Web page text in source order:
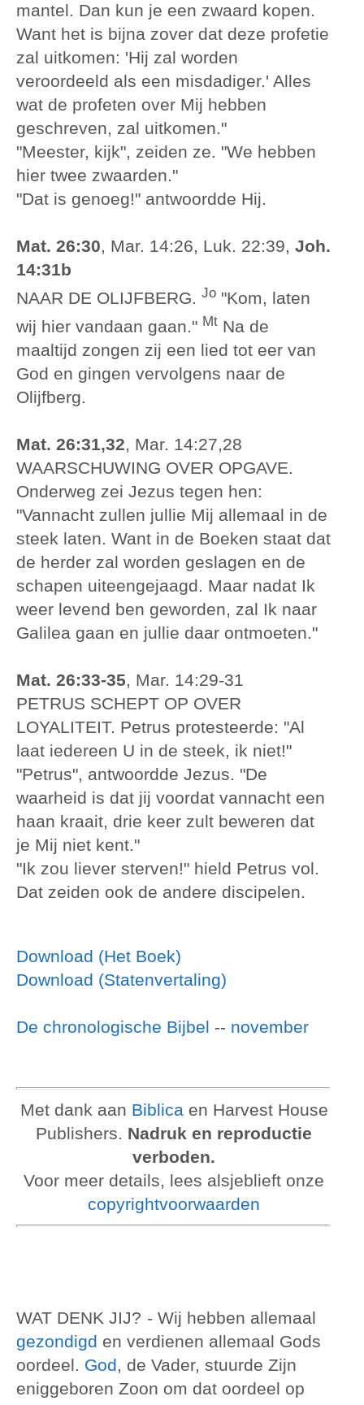
mantel. Dan kun je een zwaard kopen.
Want het is bijna zover dat deze profetie
zal uitkomen: 'Hij zal worden
veroordeeld als een misdadiger.' Alles
wat de profeten over Mij hebben
geschreven, zal uitkomen."
"Meester, kijk", zeiden ze. "We hebben
hier twee zwaarden."
"Dat is genoeg!" antwoordde Hij.
Mat. 26:30, Mar. 14:26, Luk. 22:39, Joh.
14:31b
NAAR DE OLIJFBERG. Jo "Kom, laten
wij hier vandaan gaan." Mt Na de
maaltijd zongen zij een lied tot eer van
God en gingen vervolgens naar de
Olijfberg.
Mat. 26:31,32, Mar. 14:27,28
WAARSCHUWING OVER OPGAVE.
Onderweg zei Jezus tegen hen:
"Vannacht zullen jullie Mij allemaal in de
steek laten. Want in de Boeken staat dat
de herder zal worden geslagen en de
schapen uiteengejaagd. Maar nadat Ik
weer levend ben geworden, zal Ik naar
Galilea gaan en jullie daar ontmoeten."
Mat. 26:33-35, Mar. 14:29-31
PETRUS SCHEPT OP OVER
LOYALITEIT. Petrus protesteerde: "Al
laat iedereen U in de steek, ik niet!"
"Petrus", antwoordde Jezus. "De
waarheid is dat jij voordat vannacht een
haan kraait, drie keer zult beweren dat
je Mij niet kent."
"Ik zou liever sterven!" hield Petrus vol.
Dat zeiden ook de andere discipelen.
Download (Het Boek)
Download (Statenvertaling)
De chronologische Bijbel -- november
Met dank aan Biblicaen Harvest House
Publishers. Nadruk en reproductie
verboden.
Voor meer details, lees alsjeblieft onze
copyrightvoorwaarden
WAT DENK JIJ? - Wij hebben allemaal
gezondigd en verdienen allemaal Gods
oordeel. God, de Vader, stuurde Zijn
eniggeboren Zoon om dat oordeel op